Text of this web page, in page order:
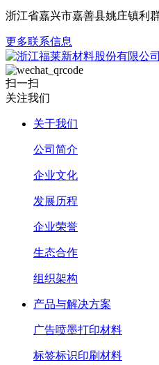
浙江省嘉兴市嘉善县姚庄镇利
更多联系信息
扫一扫
关注我们
关于我们
公司简介
企业文化
发展历程
企业荣誉
生态合作
组织架构
产品与解决方案
广告喷墨打印材料
标签标识印刷材料